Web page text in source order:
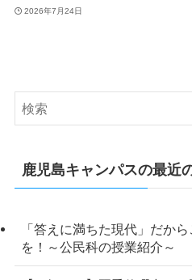
2026年7月24日
鹿児島キャンパスの最近
「答えに満ちた現代」だか
を！～公民科の授業紹介～